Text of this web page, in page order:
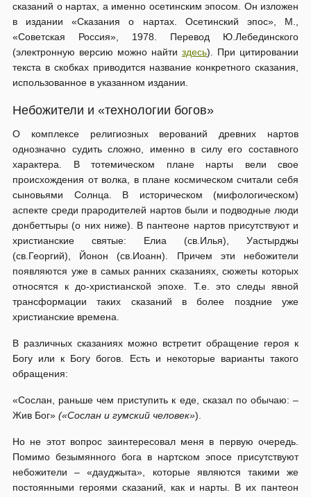
сказаний о нартах, а именно осетинским эпосом. Он изложен
в издании «Сказания о нартах. Осетинский эпос», М.,
«Советская Россия», 1978. Перевод Ю.Лебединского
(электронную версию можно найти здесь). При цитировании
текста в скобках приводится название конкретного сказания,
использованное в указанном издании.
Небожители и «технологии богов»
О комплексе религиозных верований древних нартов
однозначно судить сложно, именно в силу его составного
характера. В тотемическом плане нарты вели свое
происхождения от волка, в плане космическом считали себя
сыновьями Солнца. В историческом (мифологическом)
аспекте среди прародителей нартов были и подводные люди
донбеттыры (о них ниже). В пантеоне нартов присутствуют и
христианские святые: Елиа (св.Илья), Уастырджы
(св.Георгий), Йонон (св.Иоанн). Причем эти небожители
появляются уже в самых ранних сказаниях, сюжеты которых
относятся к до-христианской эпохе. Т.е. это следы явной
трансформации таких сказаний в более поздние уже
христианские времена.
В различных сказаниях можно встретит обращение героя к
Богу или к Богу богов. Есть и некоторые варианты такого
обращения:
«Сослан, раньше чем приступить к еде, сказал по обычаю: –
Жив Бог» («Сослан и гумский человек»).
Но не этот вопрос заинтересовал меня в первую очередь.
Помимо безымянного бога в нартском эпосе присутствуют
небожители – «дауджыта», которые являются такими же
постоянными героями сказаний, как и нарты. В их пантеон